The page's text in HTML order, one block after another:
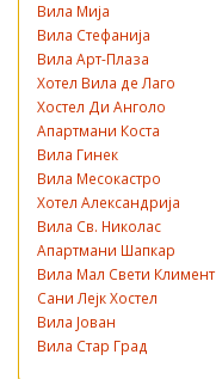
Вила Мија
Вила Стефанија
Вила Арт-Плаза
Хотел Вила де Лаго
Хостел Ди Анголо
Апартмани Коста
Вила Гинек
Вила Месокастро
Хотел Александрија
Вила Св. Николас
Апартмани Шапкар
Вила Мал Свети Климент
Сани Лејк Хостел
Вила Јован
Вила Стар Град